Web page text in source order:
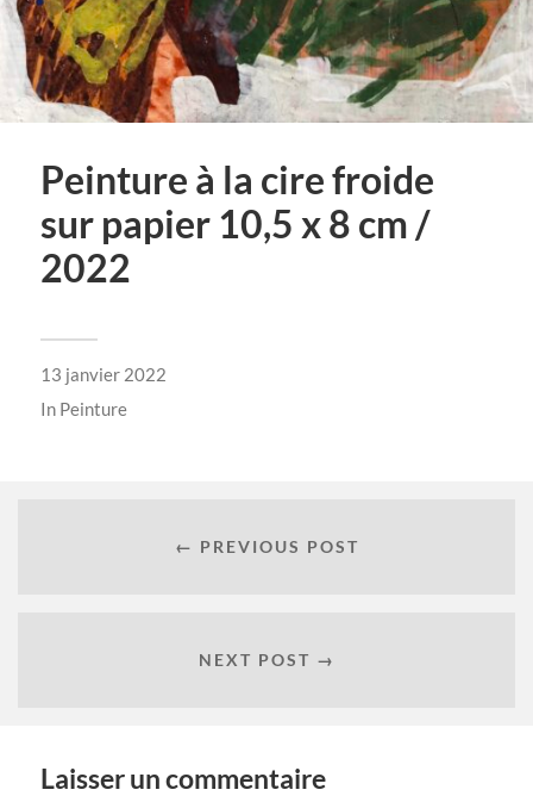
Peinture à la cire froide
sur papier 10,5 x 8 cm /
2022
13 janvier 2022
In Peinture
← PREVIOUS POST
NEXT POST →
Laisser un commentaire